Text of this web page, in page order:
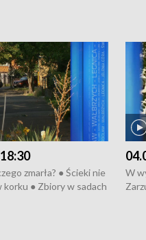
zmarła? ● Ścieki nie
korku ● Zbiory w sadach
W